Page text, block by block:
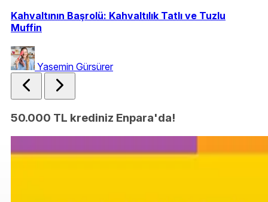
Kahvaltının Başrolü: Kahvaltılık Tatlı ve Tuzlu
Muffin
Yasemin Gürsürer
50.000 TL krediniz Enpara'da!